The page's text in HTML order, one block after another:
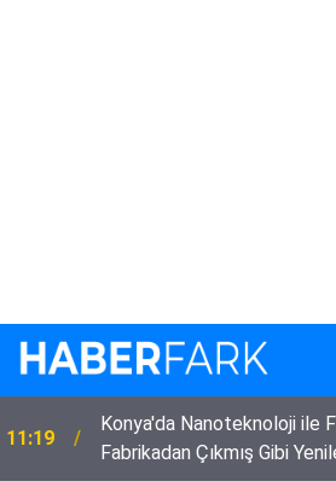
22:52 Eskilli 3 Çocuk Annesi